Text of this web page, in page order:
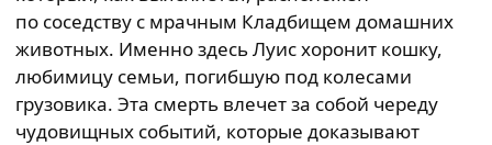
по соседству с мрачным Кладбищем домашних
животных. Именно здесь Луис хоронит кошку,
любимицу семьи, погибшую под колесами
грузовика. Эта смерть влечет за собой череду
чудовищных событий, которые доказывают